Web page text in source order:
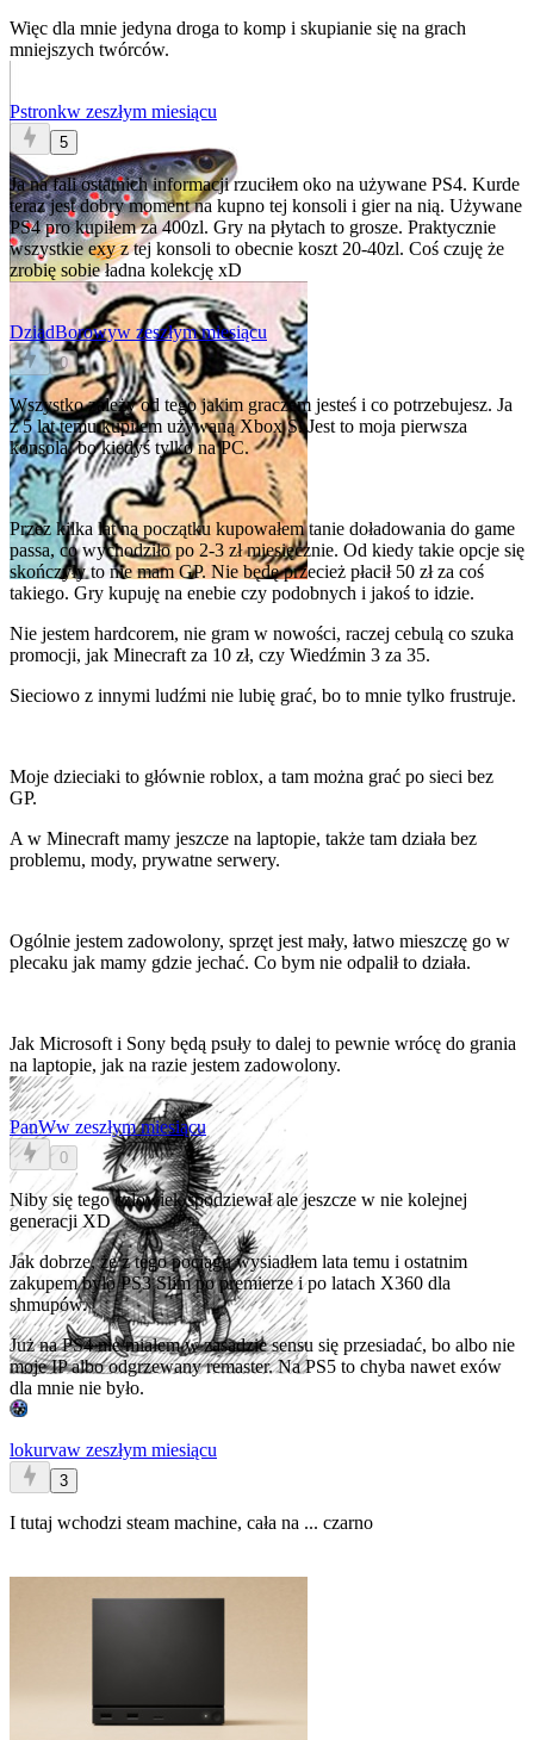
Więc dla mnie jedyna droga to komp i skupianie się na grach
mniejszych twórców.
Pstronkw zeszłym miesiącu
5
Ja na fali ostatnich informacji rzuciłem oko na używane PS4. Kurde
teraz jest dobry moment na kupno tej konsoli i gier na nią. Używane
PS4 pro kupiłem za 400zl. Gry na płytach to grosze. Praktycznie
wszystkie exy z tej konsoli to obecnie koszt 20-40zl. Coś czuję że
zrobię sobie ładna kolekcję xD
DziadBorowyw zeszłym miesiącu
0
Wszystko zależy od tego jakim graczem jesteś i co potrzebujesz. Ja
z 5 lat temu kupiłem używaną Xbox S. Jest to moja pierwsza
konsola, bo kiedyś tylko na PC.
Przez kilka lat na początku kupowałem tanie doładowania do game
passa, co wychodziło po 2-3 zł miesięcznie. Od kiedy takie opcje się
skończyły to nie mam GP. Nie będę przecież płacił 50 zł za coś
takiego. Gry kupuję na enebie czy podobnych i jakoś to idzie.
Nie jestem hardcorem, nie gram w nowości, raczej cebulą co szuka
promocji, jak Minecraft za 10 zł, czy Wiedźmin 3 za 35.
Sieciowo z innymi ludźmi nie lubię grać, bo to mnie tylko frustruje.
Moje dzieciaki to głównie roblox, a tam można grać po sieci bez
GP.
A w Minecraft mamy jeszcze na laptopie, także tam działa bez
problemu, mody, prywatne serwery.
Ogólnie jestem zadowolony, sprzęt jest mały, łatwo mieszczę go w
plecaku jak mamy gdzie jechać. Co bym nie odpalił to działa.
Jak Microsoft i Sony będą psuły to dalej to pewnie wrócę do grania
na laptopie, jak na razie jestem zadowolony.
PanWw zeszłym miesiącu
0
Niby się tego człowiek spodziewał ale jeszcze w nie kolejnej
generacji XD
Jak dobrze, że z tego pociągu wysiadłem lata temu i ostatnim
zakupem było PS3 Slim po premierze i po latach X360 dla
shmupów.
Już na PS4 nie miałem w zasadzie sensu się przesiadać, bo albo nie
moje IP albo odgrzewany remaster. Na PS5 to chyba nawet exów
dla mnie nie było.
lokurvaw zeszłym miesiącu
3
I tutaj wchodzi steam machine, cała na ... czarno